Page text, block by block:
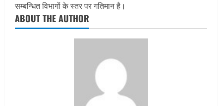
सम्बन्धित विभागों के स्तर पर गतिमान है।
ABOUT THE AUTHOR